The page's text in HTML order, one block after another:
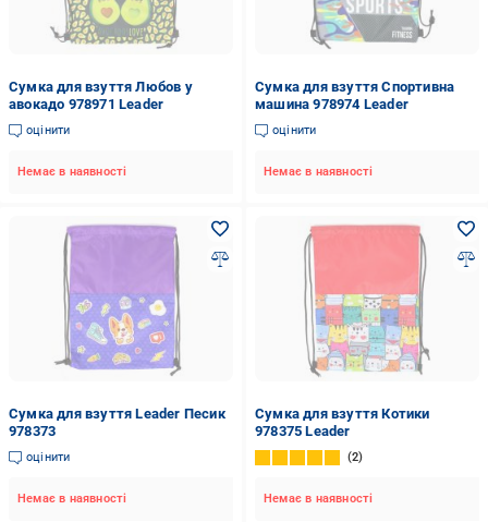
Сумка для взуття Любов у
авокадо 978971 Leader
оцінити
Немає в наявності
Сумка для взуття Спортивна
машина 978974 Leader
оцінити
Немає в наявності
Сумка для взуття Leader Песик
978373
оцінити
Немає в наявності
Сумка для взуття Котики
978375 Leader
2
Немає в наявності